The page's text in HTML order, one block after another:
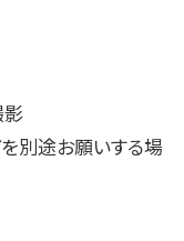
影
を別途お願いする場